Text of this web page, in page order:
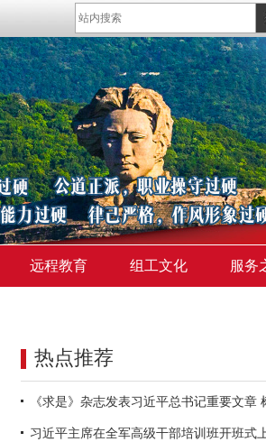
远程教育 组工文化 服务
热点推荐